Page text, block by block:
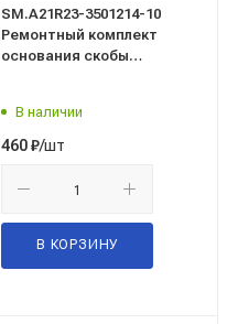
SM.A21R23-3501214-10
Ремонтный комплект
основания скобы
направляющий/SDV/
В наличии
460₽/шт
В КОРЗИНУ